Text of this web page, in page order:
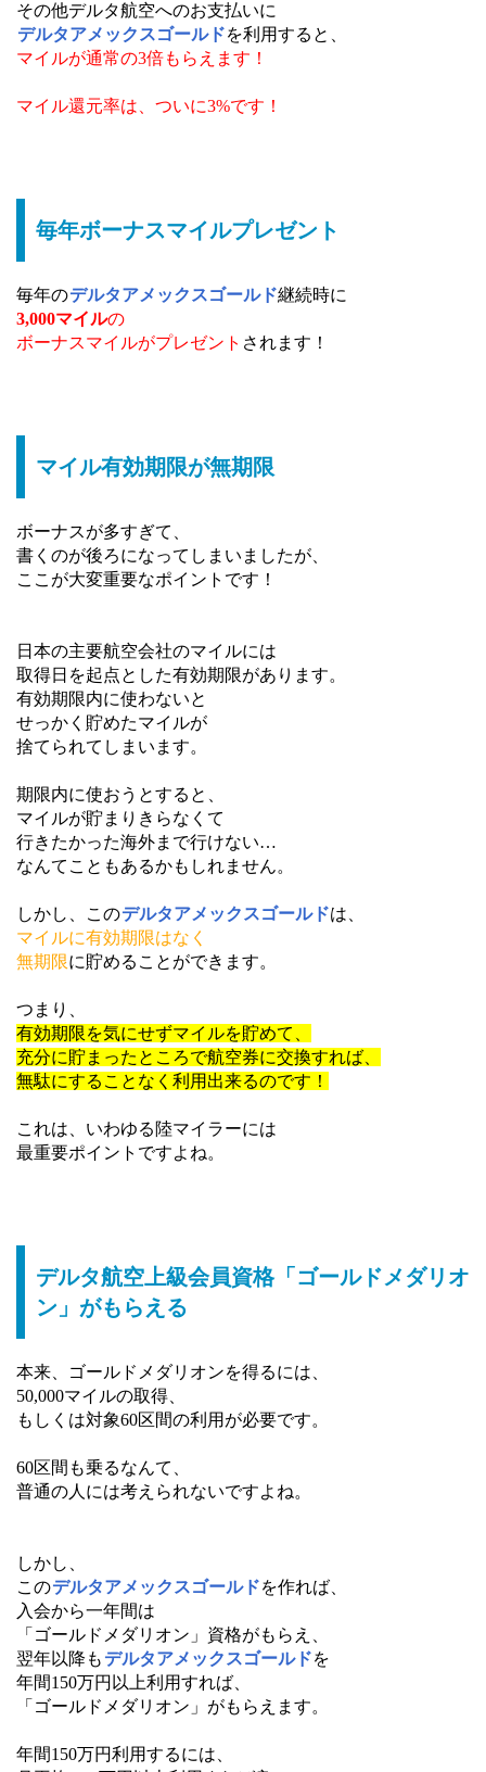
その他デルタ航空へのお支払いに
デルタアメックスゴールドを利用すると、
マイルが通常の3倍もらえます！
マイル還元率は、ついに3%です！
毎年ボーナスマイルプレゼント
毎年のデルタアメックスゴールド継続時に
3,000マイルの
ボーナスマイルがプレゼント されます！
マイル有効期限が無期限
ボーナスが多すぎて、
書くのが後ろになってしまいましたが、
ここが大変重要なポイントです！
日本の主要航空会社のマイルには
取得日を起点とした有効期限があります。
有効期限内に使わないと
せっかく貯めたマイルが
捨てられてしまいます。
期限内に使おうとすると、
マイルが貯まりきらなくて
行きたかった海外まで行けない…
なんてこともあるかもしれません。
しかし、このデルタアメックスゴールドは、
マイルに有効期限はなく
無期限に貯めることができます。
つまり、
有効期限を気にせずマイルを貯めて、
充分に貯まったところで航空券に交換すれば、
無駄にすることなく利用出来るのです！
これは、いわゆる陸マイラーには
最重要ポイントですよね。
デルタ航空上級会員資格「ゴールドメダリオ
ン」がもらえる
本来、ゴールドメダリオンを得るには、
50,000マイルの取得、
もしくは対象60区間の利用が必要です。
60区間も乗るなんて、
普通の人には考えられないですよね。
しかし、
このデルタアメックスゴールドを作れば、
入会から一年間は
「ゴールドメダリオン」資格がもらえ、
翌年以降も デルタアメックスゴールドを
年間150万円以上利用すれば、
「ゴールドメダリオン」がもらえます。
年間150万円利用するには、